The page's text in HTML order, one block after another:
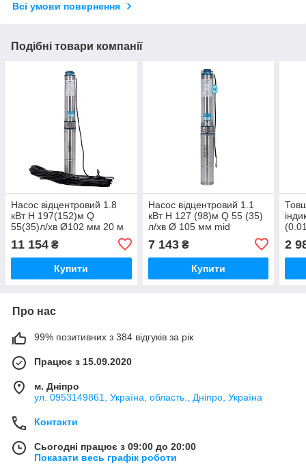
Всі умови повернення
Подібні товари компанії
Насос відцентровий 1.8
кВт H 197(152)м Q
55(35)л/хв Ø102 мм 20 м
4QJED3-28-1.8 (778448)
11 154 ₴
Купити
Насос відцентровий 1.1
кВт H 127 (98)м Q 55 (35)
л/хв Ø 105 мм mid
AQUATICA 4QJD3-18-1.1
(778125)
7 143₴
Купити
2
Про нас
99% позитивних з 384 відгуків за рік
Працює з 15.09.2020
м. Дніпро
ул. 0953149861, Україна, область., Дніпро, Україна
Контакти
Сьогодні працює з 09:00 до 20:00
Показати весь графік роботи